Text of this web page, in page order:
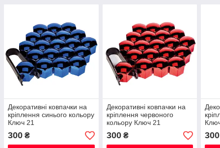
Декоративні ковпачки на
кріплення синього кольору
Ключ 21
300 ₴
Декоративні ковпачки на
кріплення червоного
кольору Ключ 21
300₴ 300